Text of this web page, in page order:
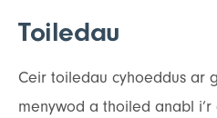
Toiledau
Ceir toiledau cyhoeddus ar
menywod a thoiled anabl